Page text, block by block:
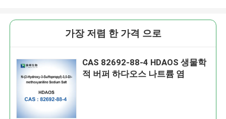
가장 저렴 한 가격 으로
CAS 82692-88-4 HDAOS 생물학
적 버퍼 하다오스 나트륨 염